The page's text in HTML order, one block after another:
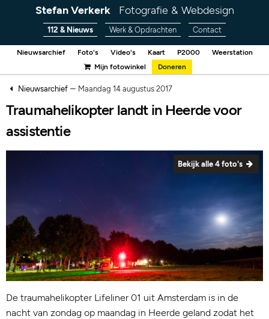
Stefan Verkerk Fotografie & Webdesign
112 & Nieuws Werk & Opdrachten Contact
Nieuwsarchief Foto's Video's Kaart P2000
Weerstation
Mijn fotowinkel
Doneren
Nieuwsarchief– Maandag 14 augustus 2017
Traumahelikopter landt in Heerde voor
assistentie
Bekijk alle 4 foto's
De traumahelikopter Lifeliner 01 uit Amsterdam is in de
nacht van zondag op maandag in Heerde geland zodat het